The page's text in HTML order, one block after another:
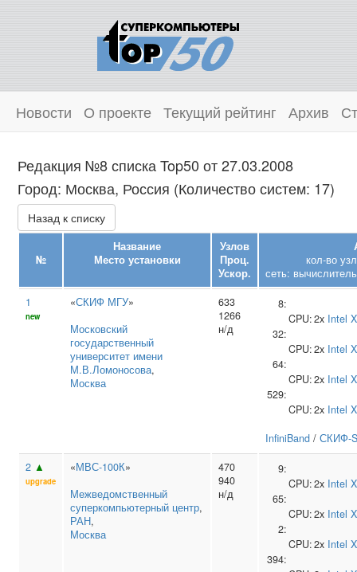
Новости О проекте Текущий рейтинг Архив
Редакция №8 списка Top50 от 27.03.2008
Город: Москва, Россия (Количество систем: 17)
Назад к списку
№
Название
Место установки
Узлов
Проц.
Ускор.
кол-во
сеть:
1
new
«СКИФ МГУ»
Московский
государственный
университет имени
М.В.Ломоносова,
Москва
633
1266
н/д
8:
CPU:2x Intel
32:
CPU:2x Intel
64:
CPU:2x Intel
529:
CPU:2x Intel
InfiniBand / СКИФ-
2 ▲
upgrade
«МВС-100К»
Межведомственный
суперкомпьютерный центр,
РАН,
Москва
470
940
н/д
9:
CPU:2x Intel
65:
CPU:2x Intel
2:
CPU:2x Intel
394: